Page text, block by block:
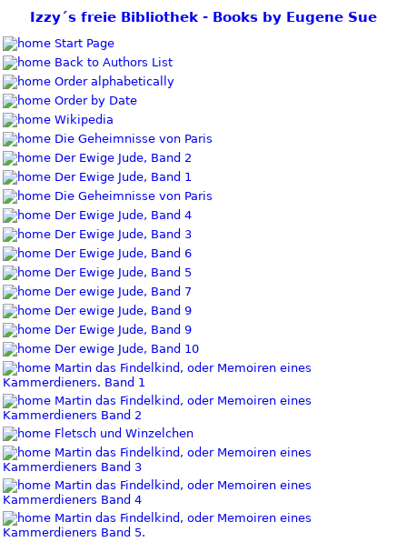
Izzy´s freie Bibliothek - Books by Eugene Sue
Start Page
Back to Authors List
Order alphabetically
Order by Date
Wikipedia
Die Geheimnisse von Paris
Der Ewige Jude, Band 2
Der Ewige Jude, Band 1
Die Geheimnisse von Paris
Der Ewige Jude, Band 4
Der Ewige Jude, Band 3
Der Ewige Jude, Band 6
Der Ewige Jude, Band 5
Der ewige Jude, Band 7
Der ewige Jude, Band 9
Der Ewige Jude, Band 9
Der ewige Jude, Band 10
Martin das Findelkind, oder Memoiren eines
Kammerdieners. Band 1
Martin das Findelkind, oder Memoiren eines
Kammerdieners Band 2
Fletsch und Winzelchen
Martin das Findelkind, oder Memoiren eines
Kammerdieners Band 3
Martin das Findelkind, oder Memoiren eines
Kammerdieners Band 4
Martin das Findelkind, oder Memoiren eines
Kammerdieners Band 5.